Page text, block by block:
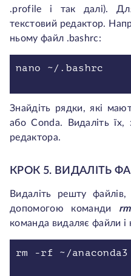
.profile і так далі).
текстовий редактор.
ньому файл .bashrc:
nano ~/.bashrc
Знайдіть рядки, які
або Conda. Видаліть їх,
редактора.
КРОК 5. ВИДАЛІТЬ
Видаліть решту
допомогою команди rm
команда видаляє файли і
rm -rf ~/anaconda3